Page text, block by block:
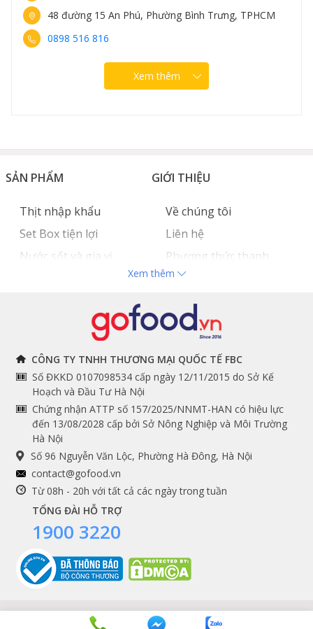
48 đường 15 An Phú, Phường Bình Trưng, TPHCM
0898 516 816
Xem thêm
SẢN PHẨM
Thịt nhập khẩu
Set Box tiện lợi
Nước sốt và gia vị
GIỚI THIỆU
Về chúng tôi
Liên hệ
Phương thức thanh
toán
Tuyển dụng
THÔNG TIN
Chính sách và quy định
chung
Hướng dẫn đặt hàng
Cam kết chất lượng
THEO DÕI NGAY
Facebook
Instagram
Youtube
Tiktok
Shopee
DỊCH VỤ
Premium services
Tích điểm khách hàng
Xem thêm
CÔNG TY TNHH THƯƠNG MẠI QUỐC TẾ FBC
Số ĐKKD 0107098534 cấp ngày 12/11/2015 do Sở Kế
Hoạch và Đầu Tư Hà Nội
Chứng nhận ATTP số 157/2025/NNMT-HAN có hiệu lực
đến 13/08/2028 cấp bởi Sở Nông Nghiệp và Môi Trường
Hà Nội
Số 96 Nguyễn Văn Lộc, Phường Hà Đông, Hà Nội
contact@gofood.vn
Từ 08h - 20h với tất cả các ngày trong tuần
TỔNG ĐÀI HỖ TRỢ
1900 3220
Copyrights © 2016 - 2026 Gofood. All Rights Reserved